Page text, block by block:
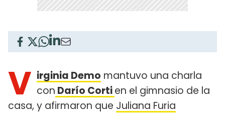
V irginia Demo mantuvo una charla
con Darío Cortien el gimnasio de la
casa, y afirmaron que Juliana Furia